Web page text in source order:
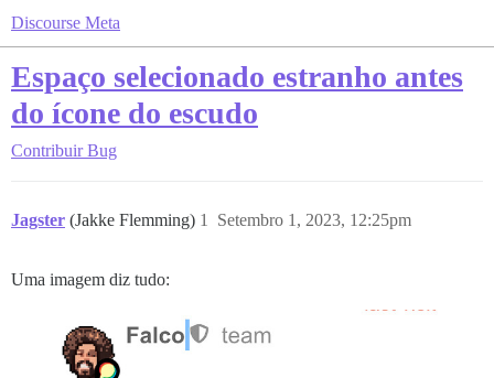
Discourse Meta
Espaço selecionado estranho antes
do ícone do escudo
Contribuir Bug
Jagster (Jakke Flemming) Setembro 1, 2023, 12:25pm
1
Uma imagem diz tudo: